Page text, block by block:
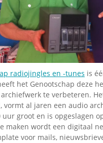
Vaak
Uitvinding
radiojingles en -tunes is
het Genootschap deze
te verbeteren.
vormt al jaren een audio
groot en is opgeslagen
maken wordt een digitaal
voor mails,